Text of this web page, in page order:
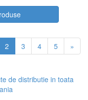
2 3 4 5 »
de distributie in toata